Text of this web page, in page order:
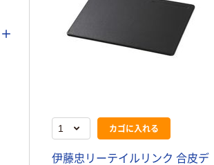
カゴに入れる
伊藤忠リーテイルリンク 合皮デ